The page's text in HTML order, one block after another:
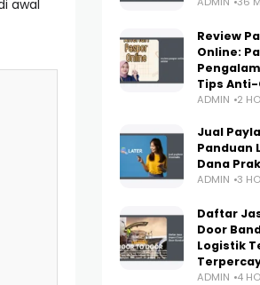
awal
Review
Online:
Tips Anti-
ADMIN 2
Jual
Panduan
Dana
ADMIN 3
Daftar
Door
Logistik
ADMIN 4